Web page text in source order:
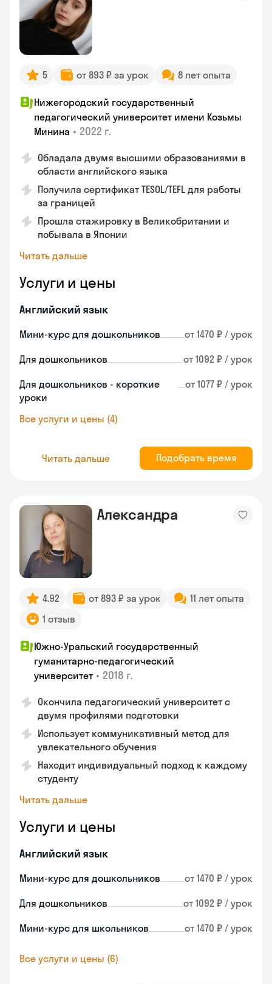
5 от 893 ₽ за урок 8 лет опыта
Нижегородский государственный
педагогический университет имени Козьмы
Минина • 2022 г.
Обладала двумя высшими образованиями в
области английского языка
Получила сертификат TESOL/TEFL для работы
за границей
Прошла стажировку в Великобритании и
побывала в Японии
Читать дальше
Услуги и цены
Английский язык
Мини-курс для дошкольников от 1470 ₽ / урок
Для дошкольников от 1092 ₽ / урок
Для дошкольников - короткие
уроки
от 1077 ₽ / урок
Все услуги и цены (4)
Читать дальше Подобрать время
Александра
4.92 от 893 ₽ за урок
11 лет опыта
1 отзыв
Южно-Уральский государственный
гуманитарно-педагогический
университет • 2018 г.
Окончила педагогический университет с
двумя профилями подготовки
Использует коммуникативный метод для
увлекательного обучения
Находит индивидуальный подход к каждому
студенту
Читать дальше
Услуги и цены
Английский язык
Мини-курс для дошкольников от 1470 ₽ / урок
Для дошкольников от 1092 ₽ / урок
Мини-курс для школьников от 1470 ₽ / урок
Все услуги и цены (6)